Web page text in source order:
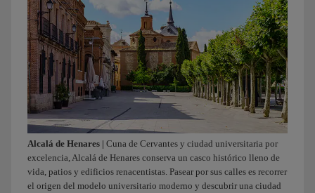
Alcalá de Henares | Cuna de Cervantes y ciudad universitaria por
excelencia, Alcalá de Henares conserva un casco histórico lleno de
vida, patios y edificios renacentistas. Pasear por sus calles es recorrer
el origen del modelo universitario moderno y descubrir una ciudad